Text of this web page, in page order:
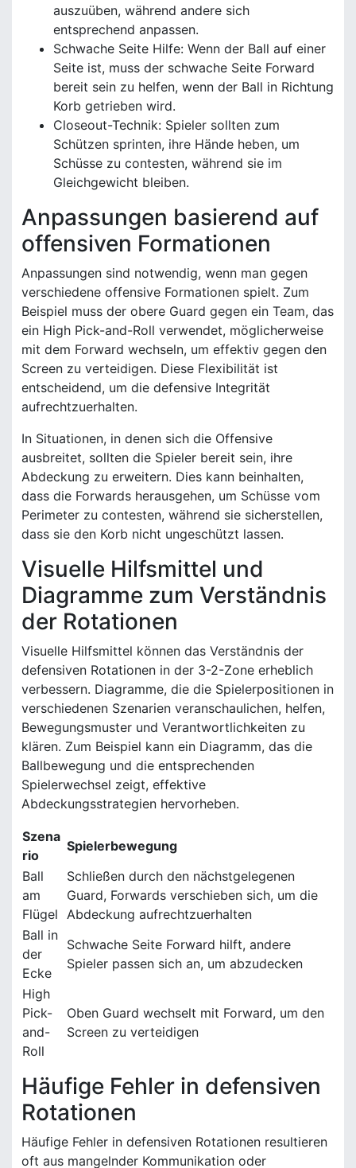
auszuüben, während andere sich
entsprechend anpassen.
Schwache Seite Hilfe: Wenn der Ball auf einer
Seite ist, muss der schwache Seite Forward
bereit sein zu helfen, wenn der Ball in Richtung
Korb getrieben wird.
Closeout-Technik: Spieler sollten zum
Schützen sprinten, ihre Hände heben, um
Schüsse zu contesten, während sie im
Gleichgewicht bleiben.
Anpassungen basierend auf
offensiven Formationen
Anpassungen sind notwendig, wenn man gegen
verschiedene offensive Formationen spielt. Zum
Beispiel muss der obere Guard gegen ein Team, das
ein High Pick-and-Roll verwendet, möglicherweise
mit dem Forward wechseln, um effektiv gegen den
Screen zu verteidigen. Diese Flexibilität ist
entscheidend, um die defensive Integrität
aufrechtzuerhalten.
In Situationen, in denen sich die Offensive
ausbreitet, sollten die Spieler bereit sein, ihre
Abdeckung zu erweitern. Dies kann beinhalten,
dass die Forwards herausgehen, um Schüsse vom
Perimeter zu contesten, während sie sicherstellen,
dass sie den Korb nicht ungeschützt lassen.
Visuelle Hilfsmittel und
Diagramme zum Verständnis
der Rotationen
Visuelle Hilfsmittel können das Verständnis der
defensiven Rotationen in der 3-2-Zone erheblich
verbessern. Diagramme, die die Spielerpositionen in
verschiedenen Szenarien veranschaulichen, helfen,
Bewegungsmuster und Verantwortlichkeiten zu
klären. Zum Beispiel kann ein Diagramm, das die
Ballbewegung und die entsprechenden
Spielerwechsel zeigt, effektive
Abdeckungsstrategien hervorheben.
Szena
rio
Spielerbewegung
Ball
am
Flügel
Schließen durch den nächstgelegenen
Guard, Forwards verschieben sich, um die
Abdeckung aufrechtzuerhalten
Ball in
der
Ecke
Schwache Seite Forward hilft, andere
Spieler passen sich an, um abzudecken
High
Pick-
and-
Roll
Oben Guard wechselt mit Forward, um den
Screen zu verteidigen
Häufige Fehler in defensiven
Rotationen
Häufige Fehler in defensiven Rotationen resultieren
oft aus mangelnder Kommunikation oder